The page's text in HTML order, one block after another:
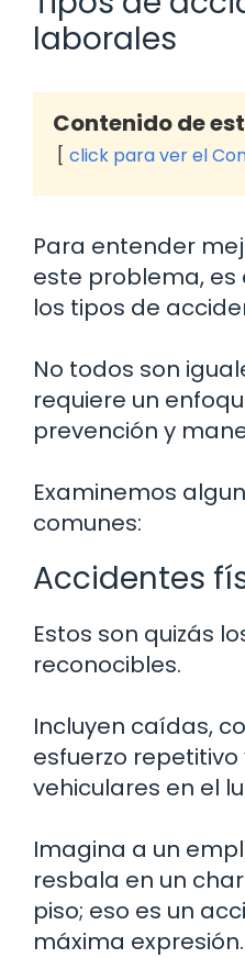
laborales
Contenido de
click para ver el
Para entender
este problema,
los tipos de
No todos son
requiere un
prevención y
Examinemos
comunes:
Accidentes
Estos son quizás
reconocibles.
Incluyen caídas,
esfuerzo
vehiculares en el
Imagina a un
resbala en un
piso; eso es un
máxima expresión.